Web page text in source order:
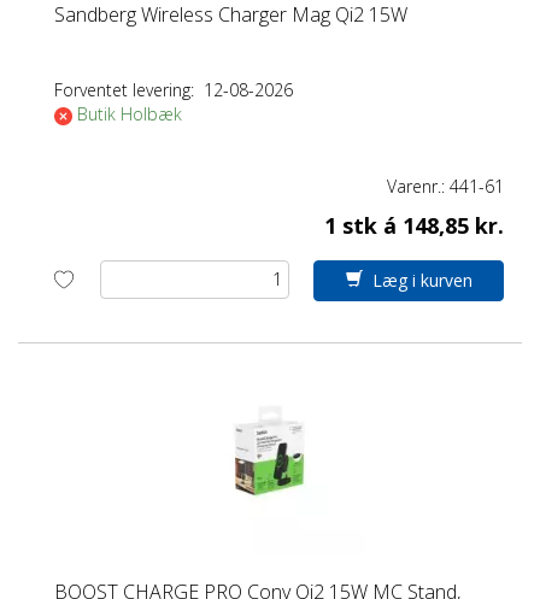
Sandberg Wireless Charger Mag Qi2 15W
Forventet levering: 12-08-2026
Butik Holbæk
Varenr.: 441-61
1 stk á 148,85 kr.
Læg i kurven
BOOST CHARGE PRO Conv Qi2 15W MC Stand,